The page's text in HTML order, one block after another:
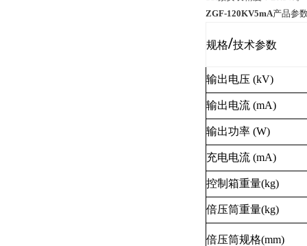
ZGF-120KV5mA产品参
规格/技术参数
输出电压 (kV)
输出电流 (mA)
输出功率 (W)
充电电流 (mA)
控制箱重量(kg)
倍压筒重量(kg)
倍压筒规格(mm)